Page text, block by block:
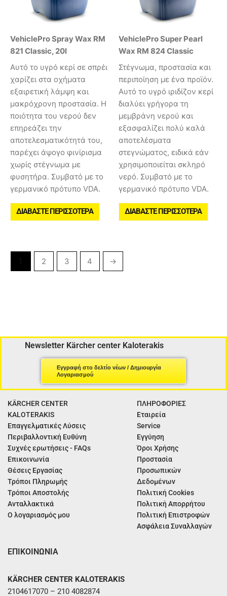
VehiclePro Spray Wax RM
821 Classic, 20l
Αυτό το υγρό κερί σε σπρέι
χαρίζει στα οχήματα
εξαιρετική λάμψη και
μακρόχρονη προστασία. Η
ποιότητα του νερού δεν
επηρεάζει την
αποτελεσματικότητά του,
παρέχει άψογο φινίρισμα
χωρίς στέγνωμα με
φυσητήρα. Συμβατό με το
γερμανικό πρότυπο VDA.
ΔΙΑΒΆΣΤΕ ΠΕΡΙΣΣΌΤΕΡΑ
VehiclePro Super Pearl
Wax RM 824 Classic
Στέγνωμα, προστασία και
περιποίηση με ένα προϊόν.
Αυτό το υγρό ιριδίζον κερί
διαλύει γρήγορα τη
μεμβράνη νερού και
εξασφαλίζει πολύ καλά
αποτελέσματα
στεγνώματος, ειδικά εάν
χρησιμοποιείται σκληρό
νερό. Συμβατό με το
γερμανικό πρότυπο VDA.
ΔΙΑΒΆΣΤΕ ΠΕΡΙΣΣΌΤΕΡΑ
2 3 4 →
Newsletter Kärcher center Kaloterakis
Εγγραφή στο δελτίο νέων / Δημιουργία
Λογαριασμού
KÄRCHER CENTER
KALOTERAKIS
Επαγγελματικές Λύσεις
Περιβαλλοντική Ευθύνη
Συχνές ερωτήσεις - FAQs
Επικοινωνία
Θέσεις Εργασίας
Τρόποι Πληρωμής
Τρόποι Αποστολής
Ανταλλακτικά
Ο λογαριασμός μου
ΠΛΗΡΟΦΟΡΙΕΣ
Εταιρεία
Service
Εγγύηση
Όροι Χρήσης
Προστασία
Προσωπικών
Δεδομένων
Πολιτική Cookies
Πολιτική Απορρήτου
Πολιτική Επιστροφών
Ασφάλεια Συναλλαγών
ΕΠΙΚΟΙΝΩΝΙΑ
KÄRCHER CENTER KALOTERAKIS
2104617070 – 210 4082874